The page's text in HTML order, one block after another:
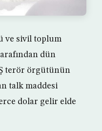
ve sivil toplum
dün
terör örgütünün
talk maddesi
dolar gelir elde